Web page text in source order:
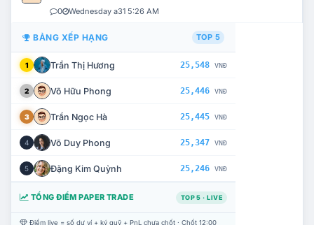
0 Wednesday a31 5:26 AM
BẢNG XẾP HẠNG TOP 5
1 Trần Thị Hương 25,548 VNĐ
2 Võ Hữu Phong 25,446 VNĐ
3 Trần Ngọc Hà 25,445 VNĐ
4 Võ Duy Phong 25,347 VNĐ
5 Đặng Kim Quỳnh 25,246 VNĐ
TỔNG ĐIỂM PAPER TRADE TOP 5 · LIVE
Điểm live = số dư ví + ký quỹ + PnL chưa chốt · Chốt 12:00